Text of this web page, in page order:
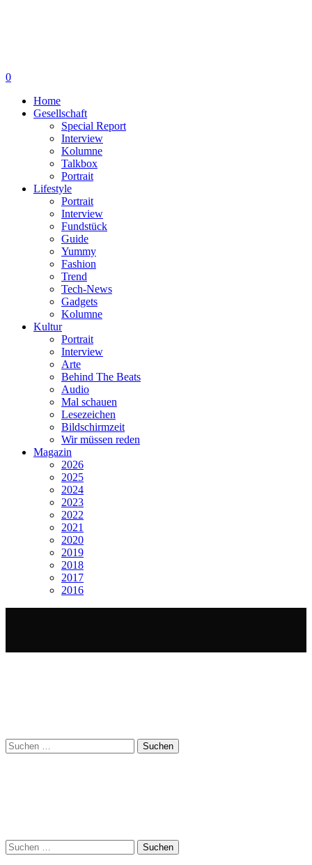
0
Home
Gesellschaft
Special Report
Interview
Kolumne
Talkbox
Portrait
Lifestyle
Portrait
Interview
Fundstück
Guide
Yummy
Fashion
Trend
Tech-News
Gadgets
Kolumne
Kultur
Portrait
Interview
Arte
Behind The Beats
Audio
Mal schauen
Lesezeichen
Bildschirmzeit
Wir müssen reden
Magazin
2026
2025
2024
2023
2022
2021
2020
2019
2018
2017
2016
Suchen
nach:
Suchen
nach: